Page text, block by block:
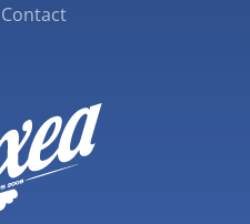
Contact